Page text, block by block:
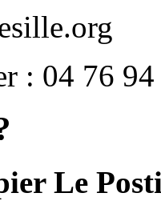
: 04 76
Le